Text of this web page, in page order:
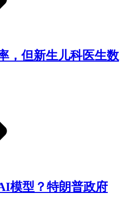
，但新生儿科医生数
模型？特朗普政府